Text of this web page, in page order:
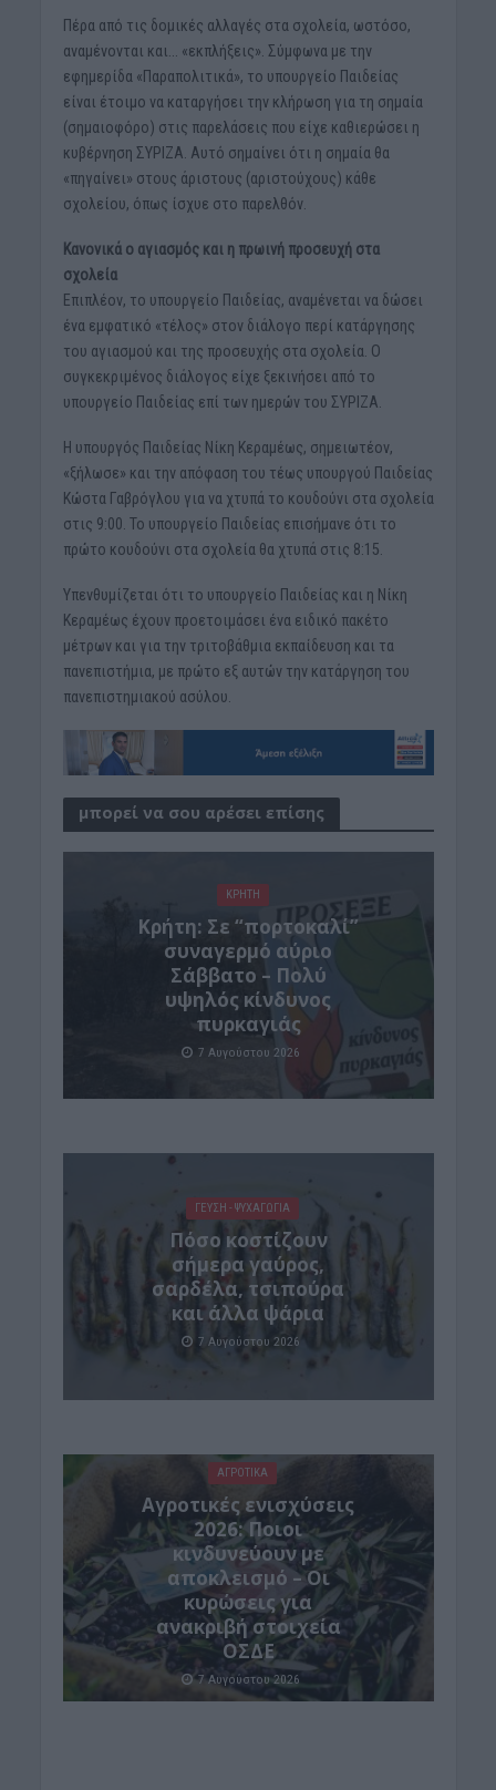
Πέρα από τις δομικές αλλαγές στα σχολεία, ωστόσο,
αναμένονται και… «εκπλήξεις». Σύμφωνα με την
εφημερίδα «Παραπολιτικά», το υπουργείο Παιδείας
είναι έτοιμο να καταργήσει την κλήρωση για τη σημαία
(σημαιοφόρο) στις παρελάσεις που είχε καθιερώσει η
κυβέρνηση ΣΥΡΙΖΑ. Αυτό σημαίνει ότι η σημαία θα
«πηγαίνει» στους άριστους (αριστούχους) κάθε
σχολείου, όπως ίσχυε στο παρελθόν.
Κανονικά ο αγιασμός και η πρωινή προσευχή στα
σχολεία
Επιπλέον, το υπουργείο Παιδείας, αναμένεται να δώσει
ένα εμφατικό «τέλος» στον διάλογο περί κατάργησης
του αγιασμού και της προσευχής στα σχολεία. Ο
συγκεκριμένος διάλογος είχε ξεκινήσει από το
υπουργείο Παιδείας επί των ημερών του ΣΥΡΙΖΑ.
Η υπουργός Παιδείας Νίκη Κεραμέως, σημειωτέον,
«ξήλωσε» και την απόφαση του τέως υπουργού Παιδείας
Κώστα Γαβρόγλου για να χτυπά το κουδούνι στα σχολεία
στις 9:00. Το υπουργείο Παιδείας επισήμανε ότι το
πρώτο κουδούνι στα σχολεία θα χτυπά στις 8:15.
Υπενθυμίζεται ότι το υπουργείο Παιδείας και η Νίκη
Κεραμέως έχουν προετοιμάσει ένα ειδικό πακέτο
μέτρων και για την τριτοβάθμια εκπαίδευση και τα
πανεπιστήμια, με πρώτο εξ αυτών την κατάργηση του
πανεπιστημιακού ασύλου.
μπορεί να σου αρέσει επίσης
ΚΡΗΤΗ
Κρήτη: Σε “πορτοκαλί”
συναγερμό αύριο
Σάββατο – Πολύ
υψηλός κίνδυνος
πυρκαγιάς
7 Αυγούστου 2026
ΓΕΎΣΗ - ΨΥΧΑΓΩΓΊΑ
Πόσο κοστίζουν
σήμερα γαύρος,
σαρδέλα, τσιπούρα
και άλλα ψάρια
7 Αυγούστου 2026
ΑΓΡΟΤΙΚΑ
Αγροτικές ενισχύσεις
2026: Ποιοι
κινδυνεύουν με
αποκλεισμό – Οι
κυρώσεις για
ανακριβή στοιχεία
ΟΣΔΕ
7 Αυγούστου 2026